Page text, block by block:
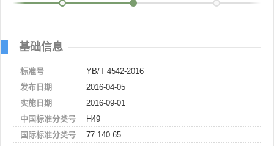
基础信息
标准号
YB/T 4542-2016
发布日期
2016-04-05
实施日期
2016-09-01
中国标准分类号
H49
国际标准分类号
77.140.65